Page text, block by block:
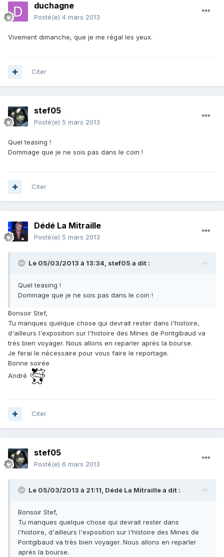
duchagne
Posté(e) 4 mars 2013
Vivement dimanche, que je me régal les yeux.
Citer
stef05
Posté(e) 5 mars 2013
Quel teasing !
Dommage que je ne sois pas dans le coin !
Citer
Dédé La Mitraille
Posté(e) 5 mars 2013
Le 05/03/2013 à 13:34, stef05 a dit :
Quel teasing !
Dommage que je ne sois pas dans le coin !
Bonsoir Stef,
Tu manques quelque chose qui devrait rester dans l'histoire,
d'ailleurs l'exposition sur l'histoire des Mines de Pontgibaud va
très bien voyager. Nous allons en reparler après la bourse.
Je ferai le nécessaire pour vous faire le reportage.
Bonne soirée
André
Citer
stef05
Posté(e) 6 mars 2013
Le 05/03/2013 à 21:11, Dédé La Mitraille a dit :
Bonsoir Stef,
Tu manques quelque chose qui devrait rester dans
l'histoire, d'ailleurs l'exposition sur l'histoire des Mines de
Pontgibaud va très bien voyager. Nous allons en reparler
après la bourse.